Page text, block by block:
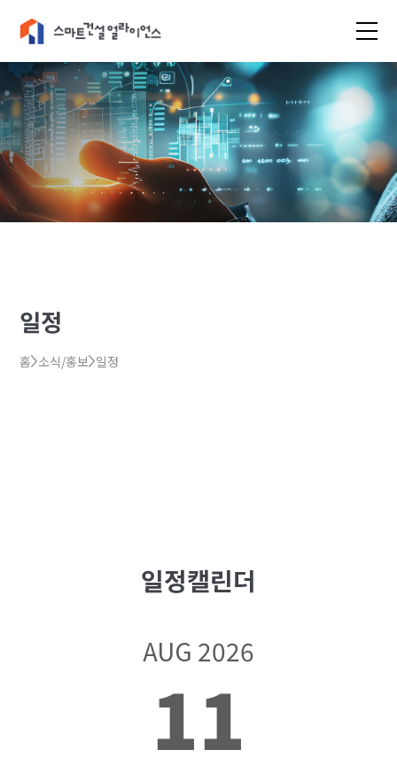
일정
홈 소식/홍보 일정
일정캘린더
AUG 2026
11